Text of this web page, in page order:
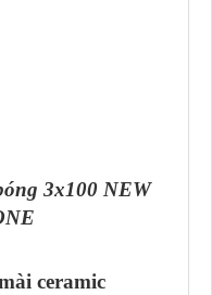
3x100 NEW
ceramic